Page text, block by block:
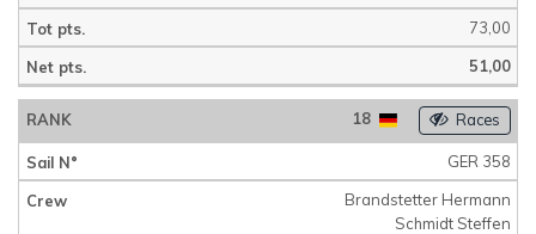
73,00
51,00
18 Races
GER 358
Brandstetter Hermann
Schmidt Steffen